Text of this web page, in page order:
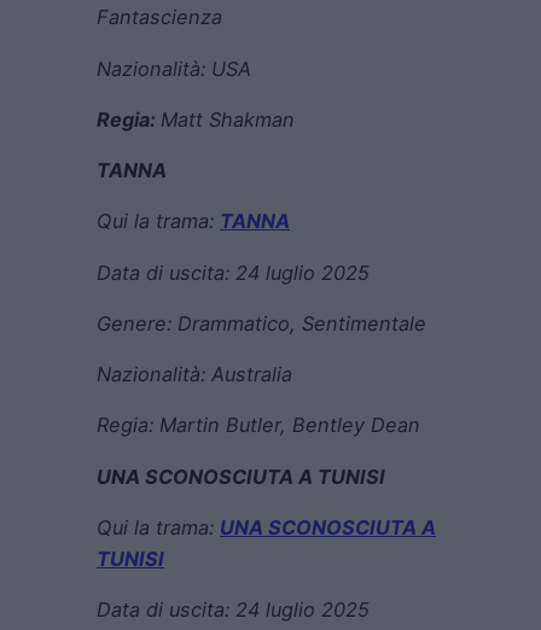
Fantascienza
Nazionalità: USA
Regia: Matt Shakman
TANNA
Qui la trama: TANNA
Data di uscita: 24 luglio 2025
Genere: Drammatico, Sentimentale
Nazionalità: Australia
Regia: Martin Butler, Bentley Dean
UNA SCONOSCIUTA A TUNISI
Qui la trama: UNA SCONOSCIUTA A
TUNISI
Data di uscita: 24 luglio 2025